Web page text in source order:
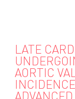
LATE
AORTIC